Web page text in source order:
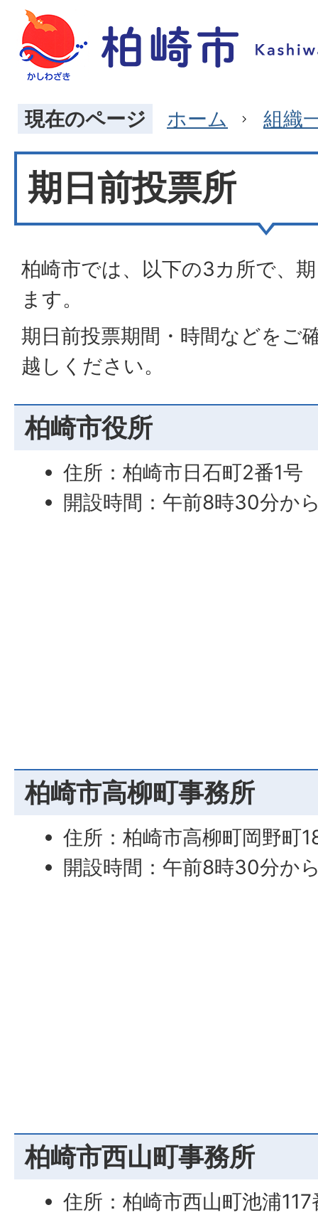
現在のページ ホーム 組織
期日前投票所
柏崎市では、以下の3カ所で、
ます。
期日前投票期間・時間などをご
越しください。
柏崎市役所
住所：柏崎市日石町2番1号
開設時間：午前8時30分か
柏崎市高柳町事務所
住所：柏崎市高柳町岡野町
開設時間：午前8時30分か
柏崎市西山町事務所
住所：柏崎市西山町池浦